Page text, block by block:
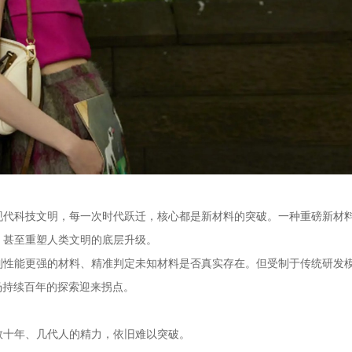
科技文明，每一次时代跃迁，核心都是新材料的突破。一种重磅新材
至重塑人类文明的底层升级。
能更强的材料、精准判定未知材料是否真实存在。但受制于传统研发
续百年的探索迎来拐点。
年、几代人的精力，依旧难以突破。